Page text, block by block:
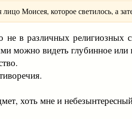
Моисея, которое светилось, а
в различных религиозных
можно видеть глубинное или
хоть мне и